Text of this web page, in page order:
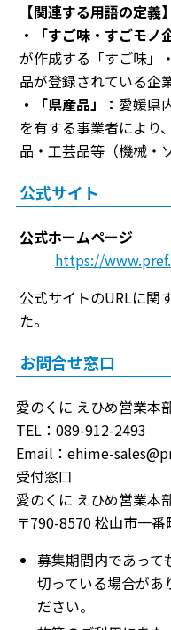
【関連する用語の定義】
・「すご味・すごモノ
が作成する「すご味」
品が登録されている企
・「県産品」： 愛媛県
を有する事業者により
品・工芸品等（機械・
公式サイト
公式ホームページ
https://
公式サイトのURLに関
た。
お問合せ窓口
愛のくに えひめ営業本
TEL：089-912-2493
Email：ehime-
受付窓口
愛のくに えひめ営業本
〒790-8570 松山市一
募集期間内であって
切っている場合があ
ださい。